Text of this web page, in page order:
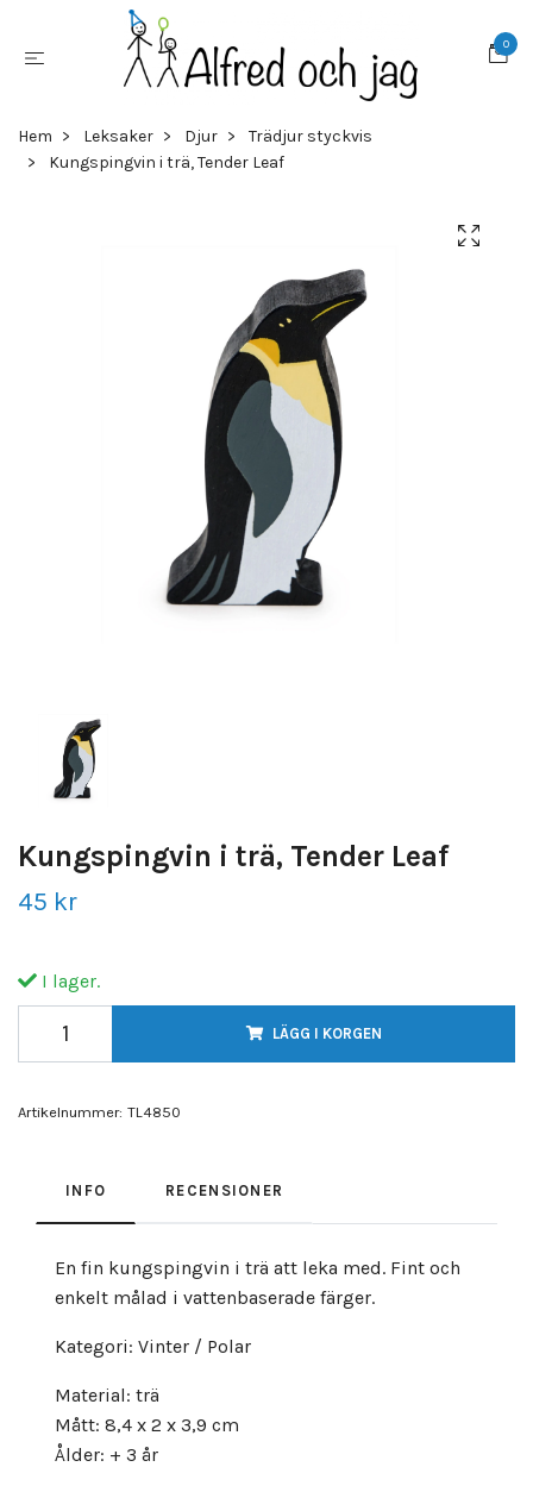
0
Hem Leksaker Djur
Trädjur styckvis
Kungspingvin i trä, Tender Leaf
Kungspingvin i trä, Tender Leaf
45 kr
I lager.
LÄGG I KORGEN
Artikelnummer: TL4850
INFO RECENSIONER
En fin kungspingvin i trä att leka med. Fint och
enkelt målad i vattenbaserade färger.
Kategori: Vinter / Polar
Material: trä
Mått: 8,4 x 2 x 3,9 cm
Ålder: + 3 år